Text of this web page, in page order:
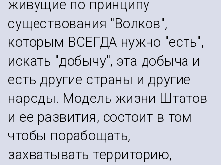
живущие по принципу
существования "Волков",
которым ВСЕГДА нужно "есть",
искать "добычу", эта добыча и
есть другие страны и другие
народы. Модель жизни Штатов
и ее развития, состоит в том
чтобы порабощать,
захватывать территорию,